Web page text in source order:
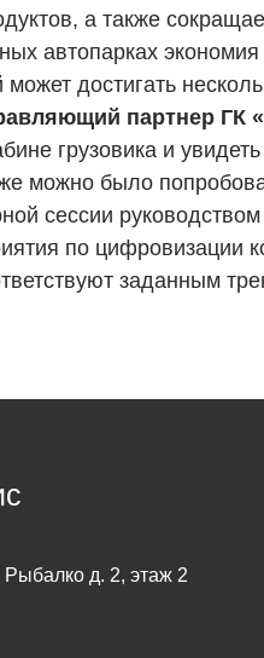
а также
автопарках
достигать
партнер ГК
грузовика и
можно было
сессии
по цифровизации
заданным
д. 2, этаж 2